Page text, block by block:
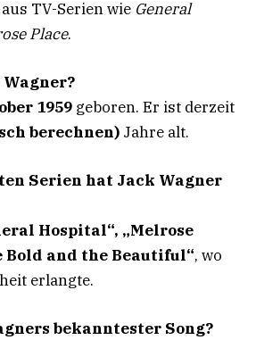
TV-Serien wie General
Place.
1959 geboren. Er ist derzeit
berechnen) Jahre alt.
Serien hat Jack Wagner
Hospital“, „Melrose
Bold and the Beautiful“, wo
erlangte.
bekanntester Song?